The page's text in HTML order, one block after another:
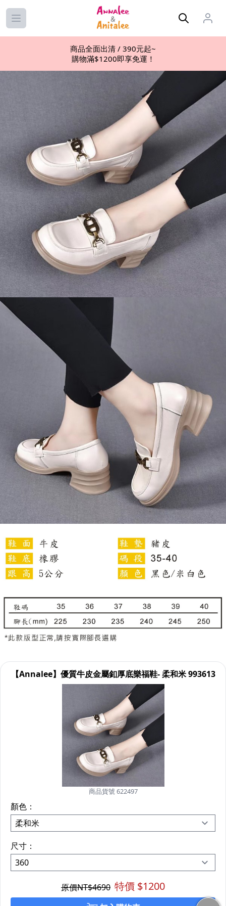
Open main menu
商品全面出清 / 390元起~
購物滿$1200即享免運！
【Annalee】優質牛皮金屬釦厚底樂福鞋- 柔和米 993613
商品貨號 622497
顏色：
尺寸：
原價NT$4690 特價 $1200